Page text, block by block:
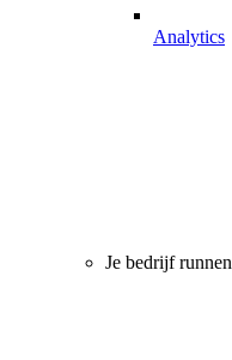
Analytics
Je bedrijf runnen